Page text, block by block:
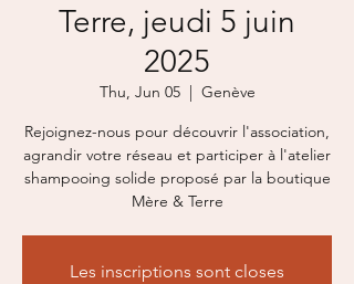
Terre, jeudi 5 juin
2025
Thu, Jun 05
  |
Genève
Rejoignez-nous pour découvrir l'association,
agrandir votre réseau et participer à l'atelier
shampooing solide proposé par la boutique
Mère & Terre
Les inscriptions sont closes